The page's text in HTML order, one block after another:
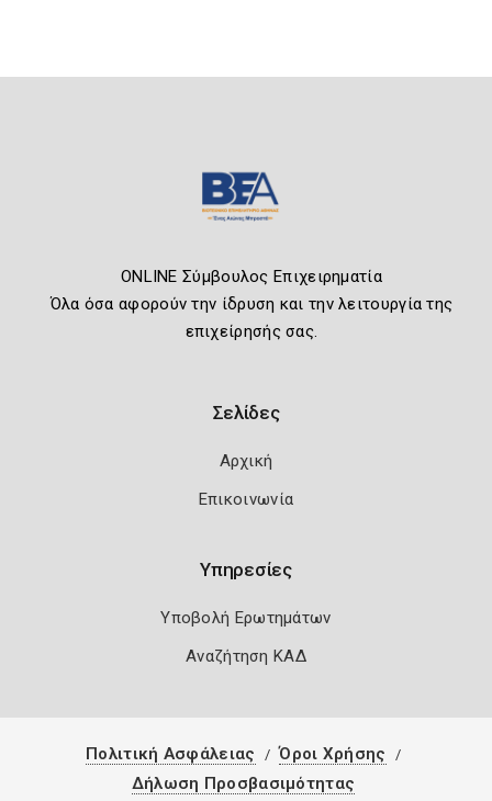
ONLINE Σύμβουλος Επιχειρηματία
Όλα όσα αφορούν την ίδρυση και την λειτουργία της
επιχείρησής σας.
Σελίδες
Αρχική
Επικοινωνία
Υπηρεσίες
Υποβολή Ερωτημάτων
Αναζήτηση ΚΑΔ
Πολιτική Ασφάλειας
Όροι Χρήσης
Δήλωση Προσβασιμότητας